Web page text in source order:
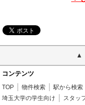
コンテンツ
TOP 物件検索 駅から検索
埼玉大学の学生向け
スタッ